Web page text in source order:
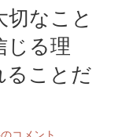
なこと
る理
ることだ